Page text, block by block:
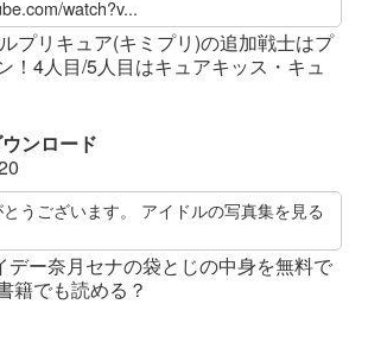
watch?v...
プリキュア(キミプリ)の追加戦士はプ
！4人目/5人目はキュアキッス・キュ
ンロード
うございます。 アイドルの写真集を見る
デー奈月セナの袋とじの中身を無料で
籍でも読める？